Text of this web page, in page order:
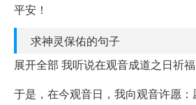
平安！
求神灵保佑的句子
展开全部 我听说在观音成道之日祈福
于是，在今观音日，我向观音许愿